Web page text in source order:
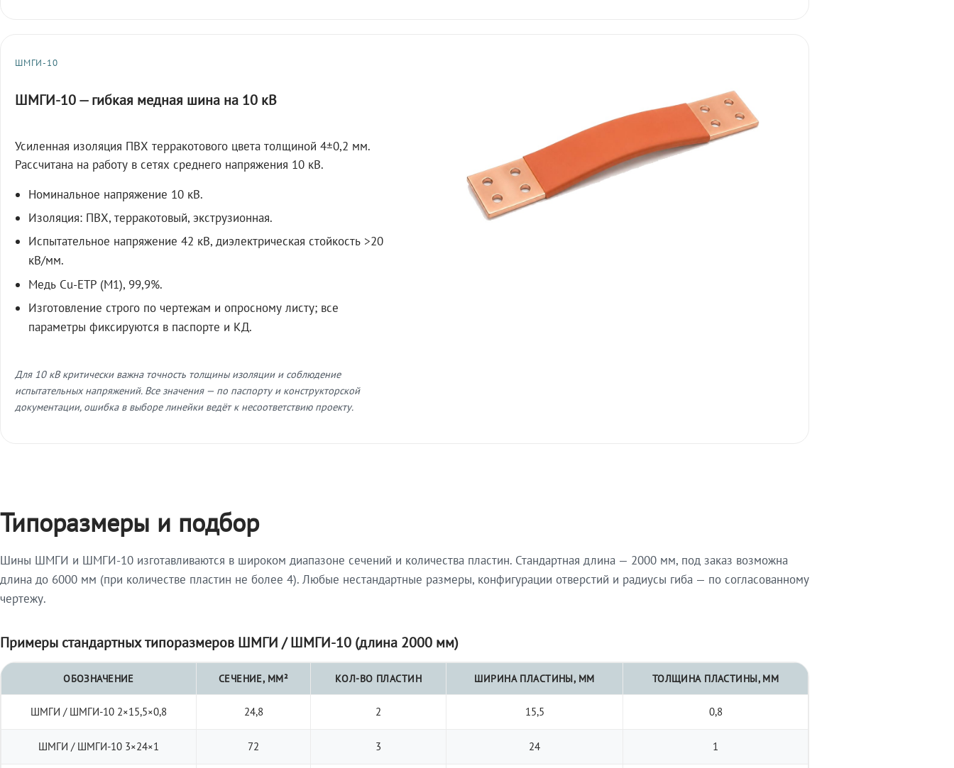
ШМГИ-10
ШМГИ-10 — гибкая медная шина на 10 кВ
Усиленная изоляция ПВХ терракотового цвета толщиной 4±0,2 мм.
Рассчитана на работу в сетях среднего напряжения 10 кВ.
Номинальное напряжение 10 кВ.
Изоляция: ПВХ, терракотовый, экструзионная.
Испытательное напряжение 42 кВ, диэлектрическая стойкость >20
кВ/мм.
Медь Cu-ETP (M1), 99,9%.
Изготовление строго по чертежам и опросному листу; все
параметры фиксируются в паспорте и КД.
Для 10 кВ критически важна точность толщины изоляции и соблюдение
испытательных напряжений. Все значения — по паспорту и конструкторской
документации, ошибка в выборе линейки ведёт к несоответствию проекту.
Типоразмеры и подбор
Шины ШМГИ и ШМГИ-10 изготавливаются в широком диапазоне сечений и количества пластин. Стандартная длина — 2000 мм, под заказ возможна
длина до 6000 мм (при количестве пластин не более 4). Любые нестандартные размеры, конфигурации отверстий и радиусы гиба — по согласованному
чертежу.
Примеры стандартных типоразмеров ШМГИ / ШМГИ-10 (длина 2000 мм)
ОБОЗНАЧЕНИЕ СЕЧЕНИЕ, ММ² КОЛ-ВО ПЛАСТИН ШИРИНА ПЛАСТИНЫ, ММ ТОЛЩИНА ПЛАСТИНЫ, ММ
ШМГИ / ШМГИ-10 2×15,5×0,8 24,8 2 15,5 0,8
ШМГИ / ШМГИ-10 3×24×1 72 3 24 1